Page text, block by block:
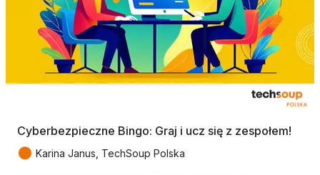
Cyberbezpieczne Bingo: Graj i ucz się z zespołem!
● Karina Janus, TechSoup Polska